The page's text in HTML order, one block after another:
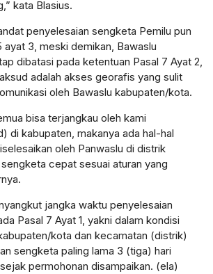
kata Blasius.
penyelesaian sengketa Pemilu pun
ayat 3, meski demikan, Bawaslu
dibatasi pada ketentuan Pasal 7 Ayat 2,
adalah akses georafis yang sulit
oleh Bawaslu kabupaten/kota.
bisa terjangkau oleh kami
di kabupaten, makanya ada hal-hal
oleh Panwaslu di distrik
cepat sesuai aturan yang
jangka waktu penyelesaian
Pasal 7 Ayat 1, yakni dalam kondisi
kota dan kecamatan (distrik)
sengketa paling lama 3 (tiga) hari
permohonan disampaikan. (ela)